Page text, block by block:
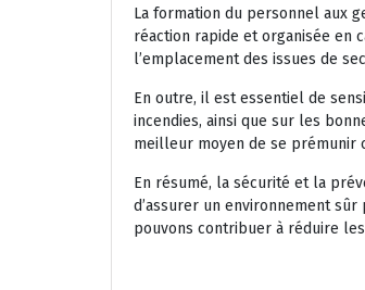
La formation du personnel aux
réaction rapide et organisée en
l’emplacement des issues de
En outre, il est essentiel de
incendies, ainsi que sur les
meilleur moyen de se prémunir
En résumé, la sécurité et la
d’assurer un environnement
pouvons contribuer à réduire